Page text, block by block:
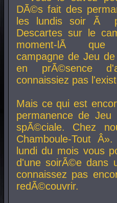
DÃ©s fait des
les lundis soir Ã
Descartes sur le
moment-lÃ que
campagne de Jeu
en prÃ©sence
connaissiez pas
Mais ce qui est
permanence de
spÃ©ciale. Chez
Chamboule-Tout
lundi du mois vous
d'une soirÃ©e dans
connaissez pas
redÃ©couvrir.